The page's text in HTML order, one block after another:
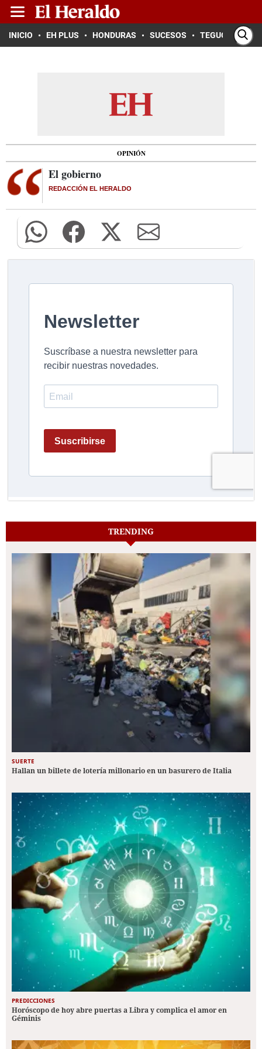
INICIO EH PLUS HONDURAS SUCESOS TEGUCIGALPA
OPINIÓN
El gobierno
REDACCIÓN EL HERALDO
TRENDING
SUERTE
Hallan un billete de lotería millonario en un basurero de Italia
PREDICCIONES
Horóscopo de hoy abre puertas a Libra y complica el amor en
Géminis